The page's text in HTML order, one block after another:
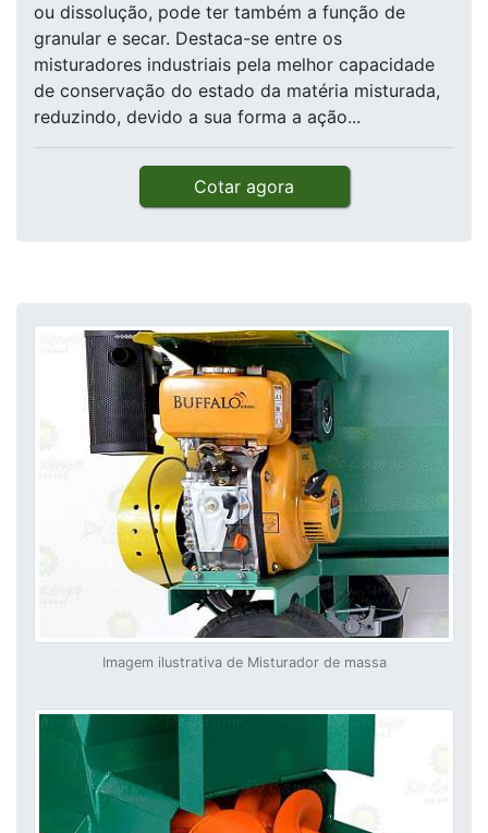
ou dissolução, pode ter também a função de
granular e secar. Destaca-se entre os
misturadores industriais pela melhor capacidade
de conservação do estado da matéria misturada,
reduzindo, devido a sua forma a ação...
Cotar agora
Imagem ilustrativa de Misturador de massa